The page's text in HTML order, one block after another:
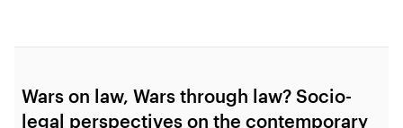
Wars on law, Wars through law? Socio-
legal perspectives on the contemporary